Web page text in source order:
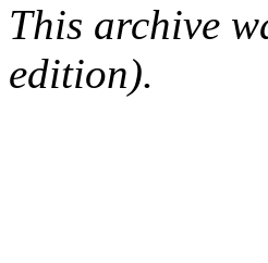
This archive
edition).